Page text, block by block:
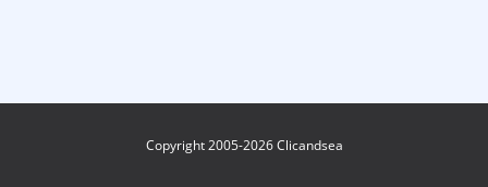
Copyright 2005-2026 Clicandsea